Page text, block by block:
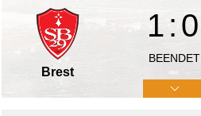
Brest
1:0
BEENDET